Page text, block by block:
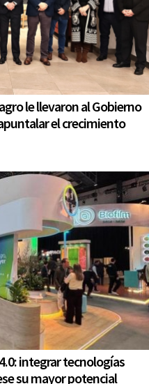
le llevaron al Gobierno
el crecimiento
integrar tecnologías
su mayor potencial